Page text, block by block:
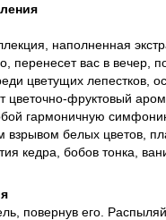
наполненная
перенесет вас в вечер,
цветущих лепестков,
цветочно-фруктовый
гармоничную
взрывом белых цветов,
кедра, бобов тонка,
повернув его.